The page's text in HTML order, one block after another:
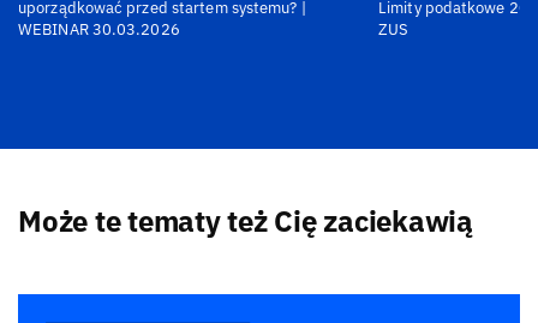
uporządkować przed startem systemu? |
WEBINAR 30.03.2026
Limity podatkowe
ZUS
Może te tematy też Cię zaciekawią